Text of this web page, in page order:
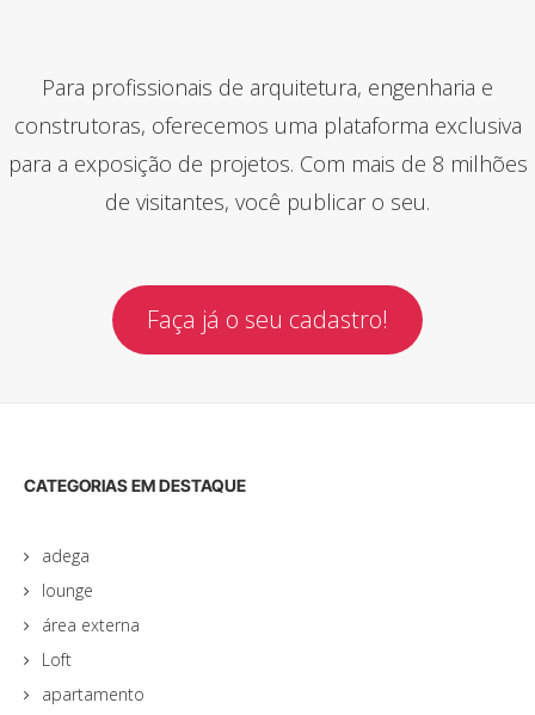
Para profissionais de arquitetura, engenharia e
construtoras, oferecemos uma plataforma exclusiva
para a exposição de projetos. Com mais de 8 milhões
de visitantes, você publicar o seu.
Faça já o seu cadastro!
CATEGORIAS EM DESTAQUE
adega
lounge
área externa
Loft
apartamento